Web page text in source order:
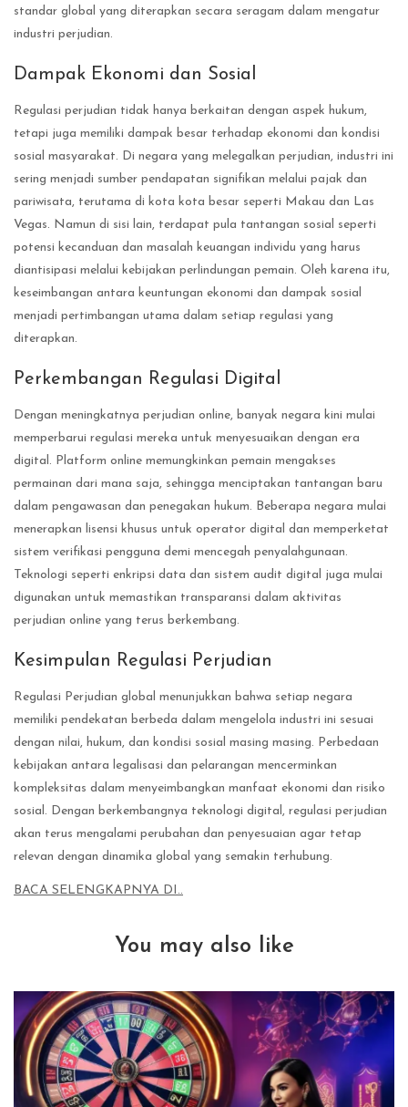
standar global yang diterapkan secara seragam dalam mengatur
industri perjudian.
Dampak Ekonomi dan Sosial
Regulasi perjudian tidak hanya berkaitan dengan aspek hukum,
tetapi juga memiliki dampak besar terhadap ekonomi dan kondisi
sosial masyarakat. Di negara yang melegalkan perjudian, industri ini
sering menjadi sumber pendapatan signifikan melalui pajak dan
pariwisata, terutama di kota kota besar seperti Makau dan Las
Vegas. Namun di sisi lain, terdapat pula tantangan sosial seperti
potensi kecanduan dan masalah keuangan individu yang harus
diantisipasi melalui kebijakan perlindungan pemain. Oleh karena itu,
keseimbangan antara keuntungan ekonomi dan dampak sosial
menjadi pertimbangan utama dalam setiap regulasi yang
diterapkan.
Perkembangan Regulasi Digital
Dengan meningkatnya perjudian online, banyak negara kini mulai
memperbarui regulasi mereka untuk menyesuaikan dengan era
digital. Platform online memungkinkan pemain mengakses
permainan dari mana saja, sehingga menciptakan tantangan baru
dalam pengawasan dan penegakan hukum. Beberapa negara mulai
menerapkan lisensi khusus untuk operator digital dan memperketat
sistem verifikasi pengguna demi mencegah penyalahgunaan.
Teknologi seperti enkripsi data dan sistem audit digital juga mulai
digunakan untuk memastikan transparansi dalam aktivitas
perjudian online yang terus berkembang.
Kesimpulan Regulasi Perjudian
Regulasi Perjudian global menunjukkan bahwa setiap negara
memiliki pendekatan berbeda dalam mengelola industri ini sesuai
dengan nilai, hukum, dan kondisi sosial masing masing. Perbedaan
kebijakan antara legalisasi dan pelarangan mencerminkan
kompleksitas dalam menyeimbangkan manfaat ekonomi dan risiko
sosial. Dengan berkembangnya teknologi digital, regulasi perjudian
akan terus mengalami perubahan dan penyesuaian agar tetap
relevan dengan dinamika global yang semakin terhubung.
BACA SELENGKAPNYA DI..
You may also like